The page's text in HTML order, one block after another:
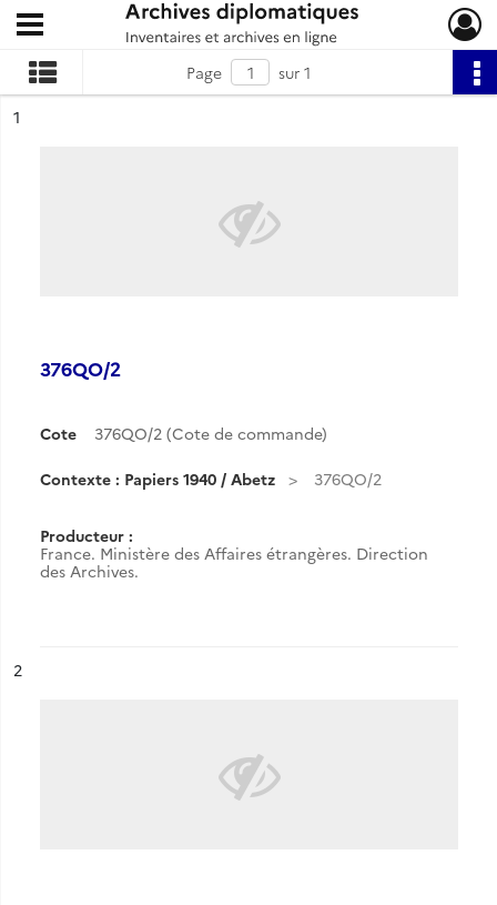
Archives diplomatiques
Ouvrir le menu déroulant
Page
sur 1
n°
1
376QO/2
Cote 376QO/2 (Cote de commande)
Contexte : Papiers 1940 / Abetz 376QO/2
Producteur :
France. Ministère des Affaires étrangères. Direction
des Archives.
n°
2